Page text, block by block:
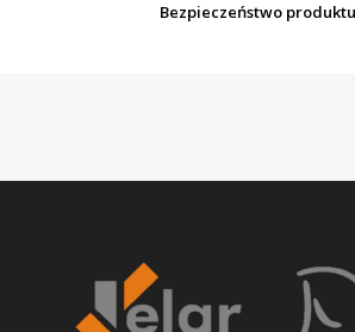
Bezpieczeństwo produktu